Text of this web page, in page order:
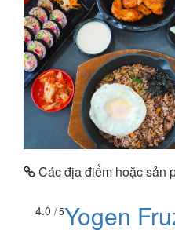
Các địa điểm hoặc sản
4.0 / 5Yogen